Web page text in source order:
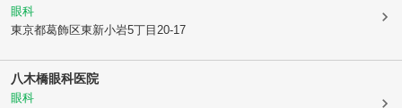
眼科
東京都葛飾区東新小岩5丁目20-17
八木橋眼科医院
眼科